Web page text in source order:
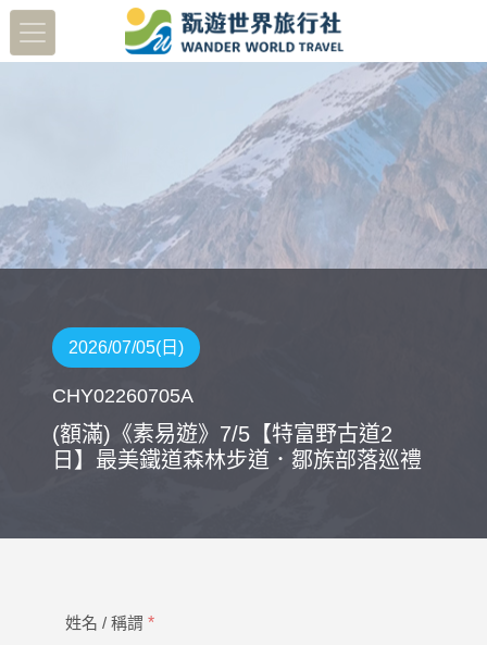
2026/07/05(日)
CHY02260705A
(額滿)《素易遊》7/5【特富野古道2
日】最美鐵道森林步道．鄒族部落巡禮
姓名 / 稱謂 *